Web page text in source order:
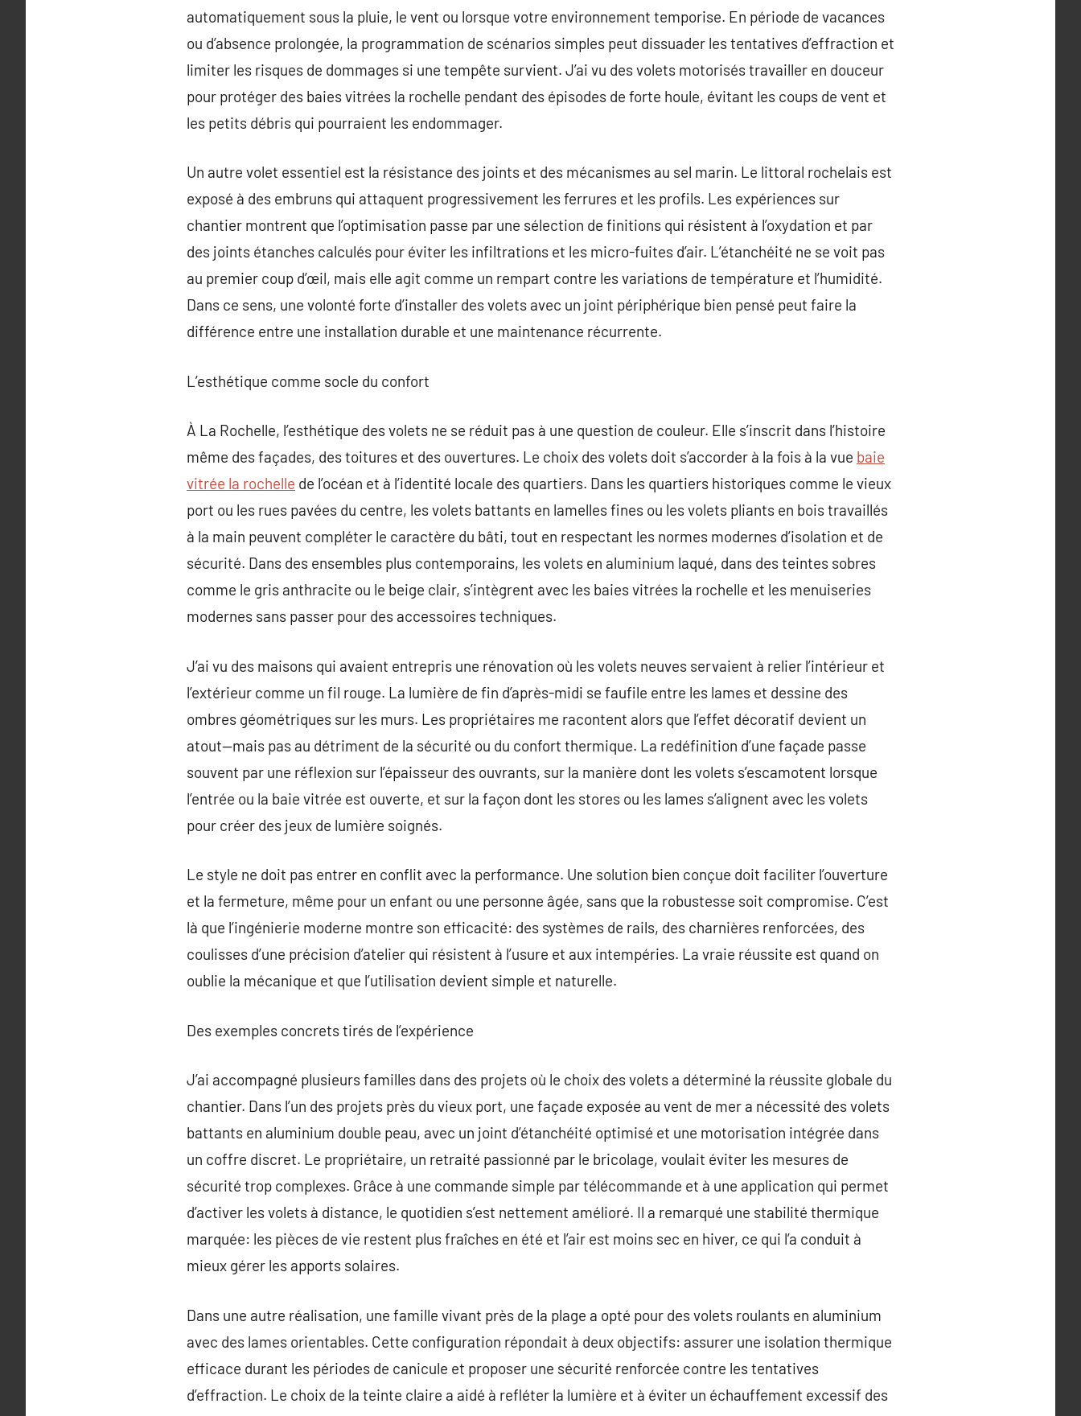
automatiquement sous la pluie, le vent ou lorsque votre environnement temporise. En période de vacances
ou d’absence prolongée, la programmation de scénarios simples peut dissuader les tentatives d’effraction et
limiter les risques de dommages si une tempête survient. J’ai vu des volets motorisés travailler en douceur
pour protéger des baies vitrées la rochelle pendant des épisodes de forte houle, évitant les coups de vent et
les petits débris qui pourraient les endommager.
Un autre volet essentiel est la résistance des joints et des mécanismes au sel marin. Le littoral rochelais est
exposé à des embruns qui attaquent progressivement les ferrures et les profils. Les expériences sur
chantier montrent que l’optimisation passe par une sélection de finitions qui résistent à l’oxydation et par
des joints étanches calculés pour éviter les infiltrations et les micro-fuites d’air. L’étanchéité ne se voit pas
au premier coup d’œil, mais elle agit comme un rempart contre les variations de température et l’humidité.
Dans ce sens, une volonté forte d’installer des volets avec un joint périphérique bien pensé peut faire la
différence entre une installation durable et une maintenance récurrente.
L’esthétique comme socle du confort
À La Rochelle, l’esthétique des volets ne se réduit pas à une question de couleur. Elle s’inscrit dans l’histoire
même des façades, des toitures et des ouvertures. Le choix des volets doit s’accorder à la fois à la vue baie
vitrée la rochelle de l’océan et à l’identité locale des quartiers. Dans les quartiers historiques comme le vieux
port ou les rues pavées du centre, les volets battants en lamelles fines ou les volets pliants en bois travaillés
à la main peuvent compléter le caractère du bâti, tout en respectant les normes modernes d’isolation et de
sécurité. Dans des ensembles plus contemporains, les volets en aluminium laqué, dans des teintes sobres
comme le gris anthracite ou le beige clair, s’intègrent avec les baies vitrées la rochelle et les menuiseries
modernes sans passer pour des accessoires techniques.
J’ai vu des maisons qui avaient entrepris une rénovation où les volets neuves servaient à relier l’intérieur et
l’extérieur comme un fil rouge. La lumière de fin d’après-midi se faufile entre les lames et dessine des
ombres géométriques sur les murs. Les propriétaires me racontent alors que l’effet décoratif devient un
atout—mais pas au détriment de la sécurité ou du confort thermique. La redéfinition d’une façade passe
souvent par une réflexion sur l’épaisseur des ouvrants, sur la manière dont les volets s’escamotent lorsque
l’entrée ou la baie vitrée est ouverte, et sur la façon dont les stores ou les lames s’alignent avec les volets
pour créer des jeux de lumière soignés.
Le style ne doit pas entrer en conflit avec la performance. Une solution bien conçue doit faciliter l’ouverture
et la fermeture, même pour un enfant ou une personne âgée, sans que la robustesse soit compromise. C’est
là que l’ingénierie moderne montre son efficacité: des systèmes de rails, des charnières renforcées, des
coulisses d’une précision d’atelier qui résistent à l’usure et aux intempéries. La vraie réussite est quand on
oublie la mécanique et que l’utilisation devient simple et naturelle.
Des exemples concrets tirés de l’expérience
J’ai accompagné plusieurs familles dans des projets où le choix des volets a déterminé la réussite globale du
chantier. Dans l’un des projets près du vieux port, une façade exposée au vent de mer a nécessité des volets
battants en aluminium double peau, avec un joint d’étanchéité optimisé et une motorisation intégrée dans
un coffre discret. Le propriétaire, un retraité passionné par le bricolage, voulait éviter les mesures de
sécurité trop complexes. Grâce à une commande simple par télécommande et à une application qui permet
d’activer les volets à distance, le quotidien s’est nettement amélioré. Il a remarqué une stabilité thermique
marquée: les pièces de vie restent plus fraîches en été et l’air est moins sec en hiver, ce qui l’a conduit à
mieux gérer les apports solaires.
Dans une autre réalisation, une famille vivant près de la plage a opté pour des volets roulants en aluminium
avec des lames orientables. Cette configuration répondait à deux objectifs: assurer une isolation thermique
efficace durant les périodes de canicule et proposer une sécurité renforcée contre les tentatives
d’effraction. Le choix de la teinte claire a aidé à refléter la lumière et à éviter un échauffement excessif des